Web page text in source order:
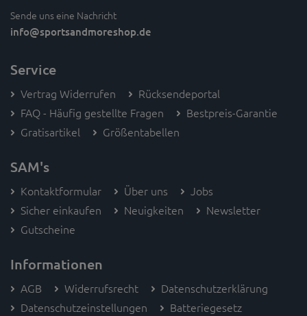
Sende uns eine Nachricht
info@sportsandmoreshop.de
Service
Vertrag Widerrufen
Rücksendeportal
FAQ - Häufig gestellte Fragen
Bestpreis-Garantie
Gratisartikel
Größentabellen
SAM's
Kontaktformular Über uns
Jobs
Sicher einkaufen
Neuigkeiten
Newsletter
Gutscheine
Informationen
AGB Widerrufsrecht
Datenschutzerklärung
Datenschutzeinstellungen
Batteriegesetz